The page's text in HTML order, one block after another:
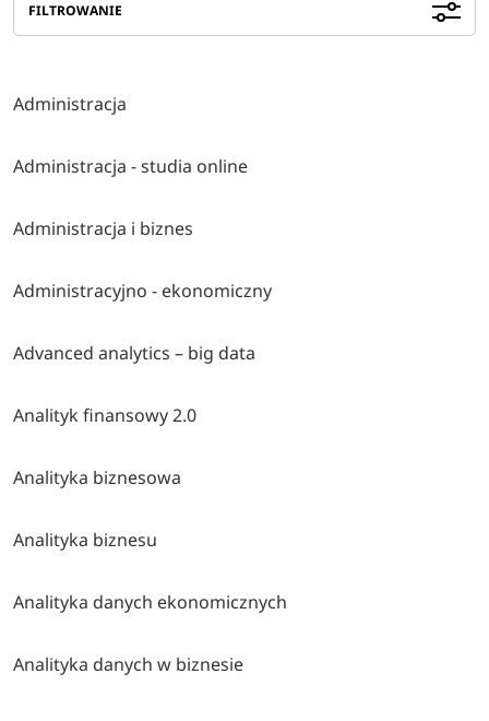
FILTROWANIE
Administracja
Administracja - studia online
Administracja i biznes
Administracyjno - ekonomiczny
Advanced analytics – big data
Analityk finansowy 2.0
Analityka biznesowa
Analityka biznesu
Analityka danych ekonomicznych
Analityka danych w biznesie